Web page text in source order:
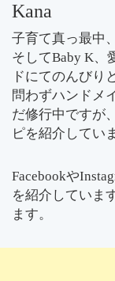
Kana
子育て真っ最中
そしてBaby K、
ドにてのんびり
問わずハンドメ
だ修行中ですが
ピを紹介してい
Facebookや
を紹介していま
ます。